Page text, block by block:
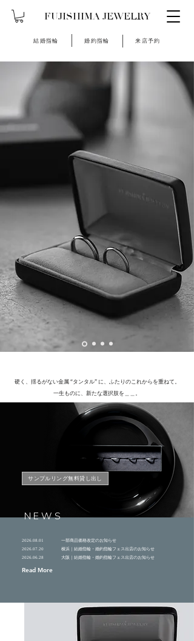
FUJISHIMA JEWELRY
​結婚指輪 ​婚約指輪 来店予約
硬く、揺るがない金属 “タンタル” に、ふたりのこれからを重ねて。
一生ものに、新たな選択肢を＿＿
サンプルリング無料貸し出し
NEWS
2026.08.01 一部商品価格改定のお知らせ
2026.07.20 横浜｜結婚指輪・婚約指輪フェス出店のお知らせ
2026.06.28 大阪｜結婚指輪・婚約指輪フェス出店のお知らせ
Read More